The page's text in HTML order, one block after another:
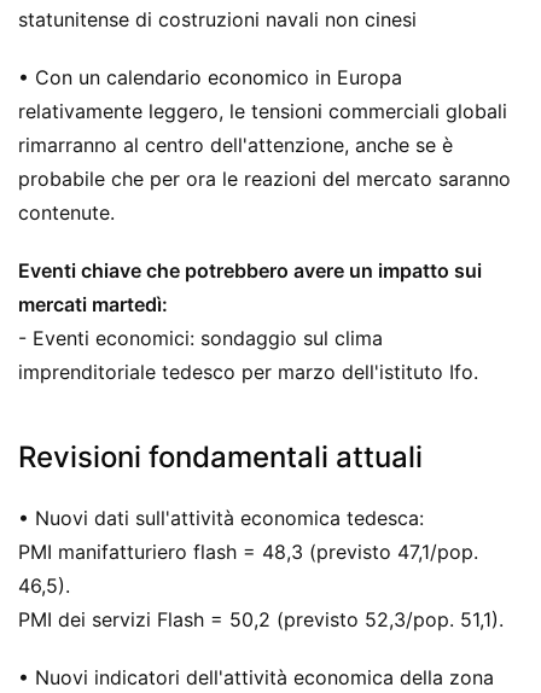
statunitense di costruzioni navali non cinesi
• Con un calendario economico in Europa
relativamente leggero, le tensioni commerciali globali
rimarranno al centro dell'attenzione, anche se è
probabile che per ora le reazioni del mercato saranno
contenute.
Eventi chiave che potrebbero avere un impatto sui
mercati martedì:
- Eventi economici: sondaggio sul clima
imprenditoriale tedesco per marzo dell'istituto Ifo.
Revisioni fondamentali attuali
• Nuovi dati sull'attività economica tedesca:
PMI manifatturiero flash = 48,3 (previsto 47,1/pop.
46,5).
PMI dei servizi Flash = 50,2 (previsto 52,3/pop. 51,1).
• Nuovi indicatori dell'attività economica della zona